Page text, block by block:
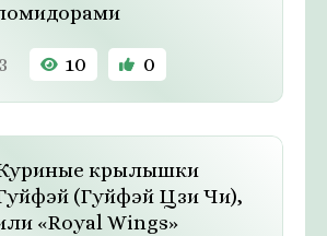
10 0
крылышки
(Гуйфэй Цзи Чи),
«Royal Wings»